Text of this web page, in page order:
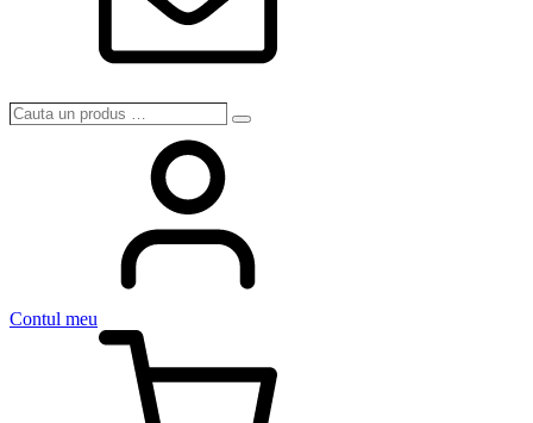
Cauta
Search
Contul meu